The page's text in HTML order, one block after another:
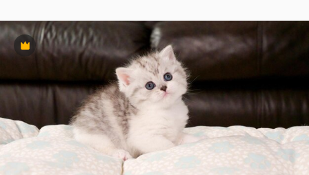
Premium